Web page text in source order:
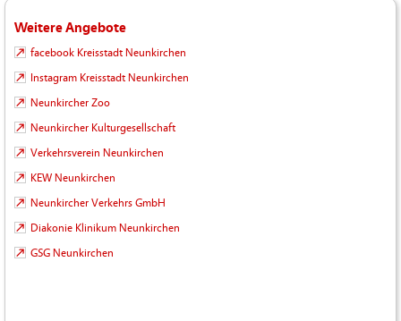
Weitere Angebote
facebook Kreisstadt Neunkirchen
Instagram Kreisstadt Neunkirchen
Neunkircher Zoo
Neunkircher Kulturgesellschaft
Verkehrsverein Neunkirchen
KEW Neunkirchen
Neunkircher Verkehrs GmbH
Diakonie Klinikum Neunkirchen
GSG Neunkirchen